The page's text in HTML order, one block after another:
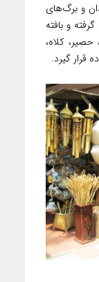
و برگ‌های
و بافته
کلاه،
قرار گیرد.